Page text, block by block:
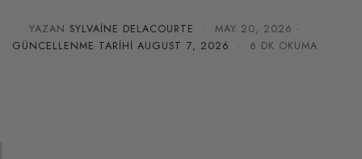
YAZAN SYLVAINE DELACOURTE · MAY 20, 2026 ·
GÜNCELLENME TARIHIAUGUST 7, 2026 · 6 DK OKUMA